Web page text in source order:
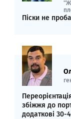
Піски не
збіжжя до
додаткові 30-